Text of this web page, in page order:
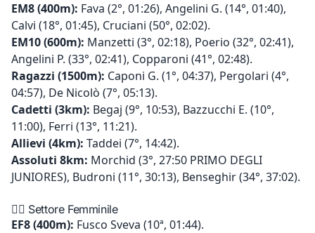
EM8 (400m): Fava (2°, 01:26), Angelini G. (14°, 01:40),
Calvi (18°, 01:45), Cruciani (50°, 02:02).
EM10 (600m): Manzetti (3°, 02:18), Poerio (32°, 02:41),
Angelini P. (33°, 02:41), Copparoni (41°, 02:48).
Ragazzi (1500m): Caponi G. (1°, 04:37), Pergolari (4°,
04:57), De Nicolò (7°, 05:13).
Cadetti (3km): Begaj (9°, 10:53), Bazzucchi E. (10°,
11:00), Ferri (13°, 11:21).
Allievi (4km): Taddei (7°, 14:42).
Assoluti 8km: Morchid (3°, 27:50 PRIMO DEGLI
JUNIORES), Budroni (11°, 30:13), Benseghir (34°, 37:02).
🏃‍♀️ Settore Femminile
EF8 (400m): Fusco Sveva (10ª, 01:44).